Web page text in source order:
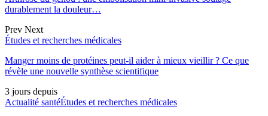
durablement la douleur…
Prev Next
Études et recherches médicales
Manger moins de protéines peut-il aider à mieux vieillir ? Ce que
révèle une nouvelle synthèse scientifique
3 jours depuis
Actualité santéÉtudes et recherches médicales